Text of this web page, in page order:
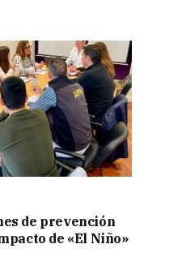
de prevención
de «El Niño»